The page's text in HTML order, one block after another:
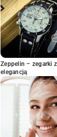
Zeppelin – zegarki
elegancją